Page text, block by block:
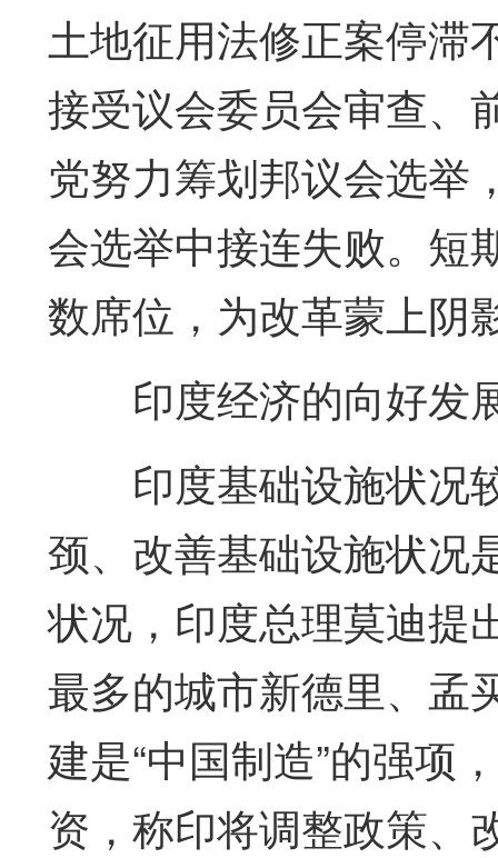
土地征用法修正案停滞
接受议会委员会审查、
党努力筹划邦议会选举
会选举中接连失败。短
数席位，为改革蒙上阴
印度经济的向好发
印度基础设施状况
颈、改善基础设施状况
状况，印度总理莫迪提
最多的城市新德里、孟
建是“中国制造”的强项
资，称印将调整政策、